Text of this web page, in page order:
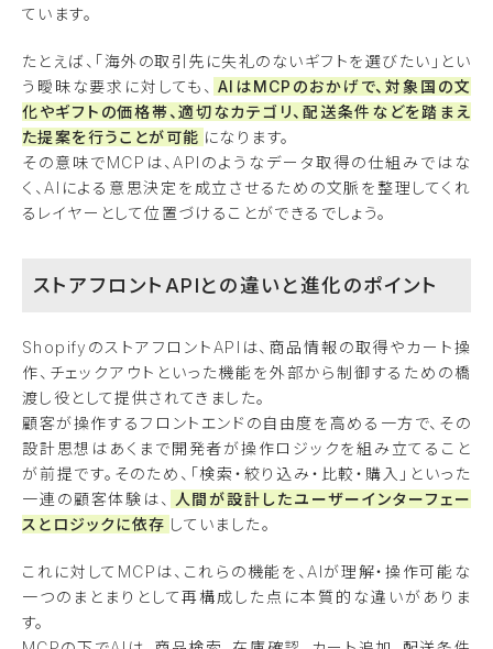
ています。
たとえば、「海外の取引先に失礼のないギフトを選びたい」とい
う曖昧な要求に対しても、 AIはMCPのおかげで、対象国の文
化やギフトの価格帯、適切なカテゴリ、配送条件などを踏まえ
た提案を行うことが可能 になります。
その意味でMCPは、APIのようなデータ取得の仕組みではな
く、AIによる意思決定を成立させるための文脈を整理してくれ
るレイヤーとして位置づけることができるでしょう。
ストアフロントAPIとの違いと進化のポイント
ShopifyのストアフロントAPIは、商品情報の取得やカート操
作、チェックアウトといった機能を外部から制御するための橋
渡し役として提供されてきました。
顧客が操作するフロントエンドの自由度を高める一方で、その
設計思想はあくまで開発者が操作ロジックを組み立てること
が前提です。そのため、「検索・絞り込み・比較・購入」といった
一連の顧客体験は、
人間が設計したユーザーインターフェー
スとロジックに依存 していました。
これに対してMCPは、これらの機能を、AIが理解・操作可能な
一つのまとまりとして再構成した点に本質的な違いがありま
す。